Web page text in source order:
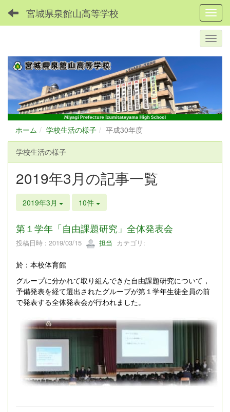
宮城県泉館山高等学校
ホーム 学校生活の様子 平成30年度
学校生活の様子
2019年3月の記事一覧
2019年3月 10件
第１学年「自由課題研究」全体発表会
投稿日時 : 2019/03/15 担当 カテゴリ:
於：本校体育館
グループに分かれて取り組んできた自由課題研究について，
予備発表を経て選出されたグループが第１学年生徒全員の前
で発表する全体発表会が行われました。